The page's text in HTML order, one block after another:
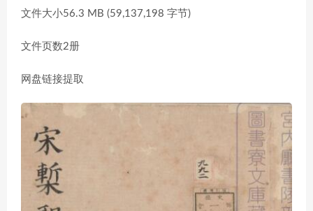
文件大小56.3 MB (59,137,198 字节)
文件页数2册
网盘链接提取